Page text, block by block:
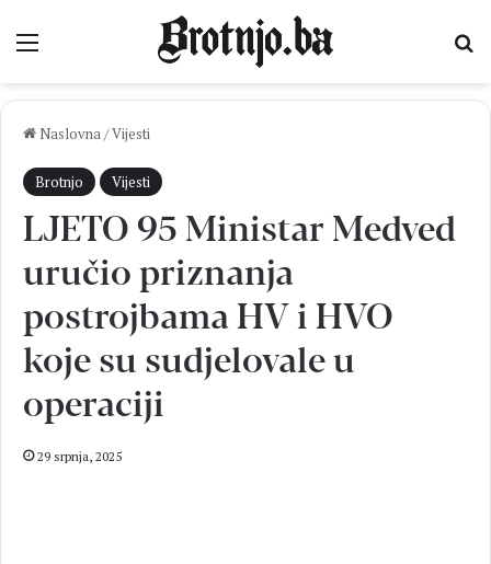
Izbornik
Naslovna/Vijesti
Brotnjo Vijesti
LJETO 95 Ministar Medved
uručio priznanja
postrojbama HV i HVO
koje su sudjelovale u
operaciji
29 srpnja, 2025